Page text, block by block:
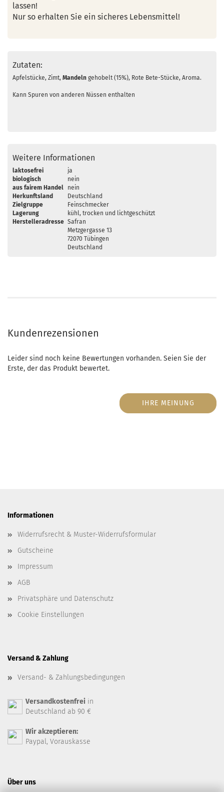
lassen!
Nur so erhalten Sie ein sicheres Lebensmittel!
Zutaten:
Apfelstücke, Zimt, Mandeln gehobelt (15%), Rote Bete-Stücke, Aroma.
Kann Spuren von anderen Nüssen enthalten
Weitere Informationen
laktosefrei
ja
biologisch
nein
aus fairem Handel
nein
Herkunftsland
Deutschland
Zielgruppe
Feinschmecker
Lagerung
kühl, trocken und lichtgeschützt
Herstelleradresse Safran
Metzgergasse 13
72070 Tübingen
Deutschland
Kundenrezensionen
Leider sind noch keine Bewertungen vorhanden. Seien Sie der
Erste, der das Produkt bewertet.
IHRE MEINUNG
Informationen
Widerrufsrecht & Muster-Widerrufsformular
Gutscheine
Impressum
AGB
Privatsphäre und Datenschutz
Cookie Einstellungen
Versand & Zahlung
Versand- & Zahlungsbedingungen
Versandkostenfrei in
Deutschland ab 90 €
Wir akzeptieren:
Paypal, Vorauskasse
Über uns